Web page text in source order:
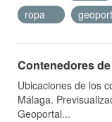
ropa
Contenedores
Ubicaciones de los
Málaga.
Geoportal...